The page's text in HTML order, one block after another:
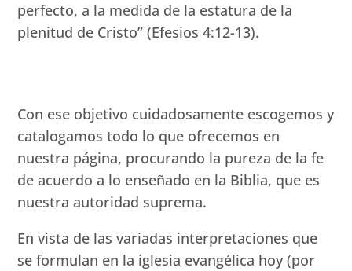
perfecto, a la medida de la estatura de la
plenitud de Cristo” (Efesios 4:12-13).
Con ese objetivo cuidadosamente escogemos y
catalogamos todo lo que ofrecemos en
nuestra página, procurando la pureza de la fe
de acuerdo a lo enseñado en la Biblia, que es
nuestra autoridad suprema.
En vista de las variadas interpretaciones que
se formulan en la iglesia evangélica hoy (por